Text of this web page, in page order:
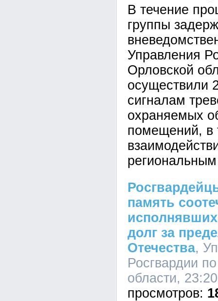
В течение
группы
Управления
Орловской
осуществили
сигналам
охраняемых
помещений, в
память
долг за
Отечества,
Росгвардии
области,